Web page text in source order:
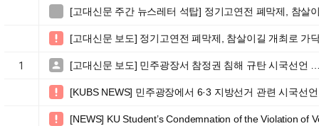
[고대신문 주간 뉴스레터 석탑] 정기고연전 폐막제, 참살
 [고대신문 보도] 정기고연전 폐막제, 참살이길 개최로 가
1  [고대신문 보도] 민주광장서 참정권 침해 규탄 시국선언
 [KUBS NEWS] 민주광장에서 6·3 지방선거 관련 시국선
 [NEWS] KU Student’s Condemnation of the Violation of